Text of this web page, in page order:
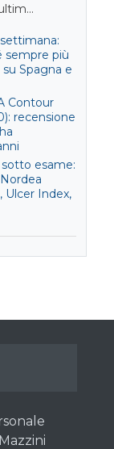
sempre più
Spagna e
Contour
recensione
esame:
Ulcer Index,